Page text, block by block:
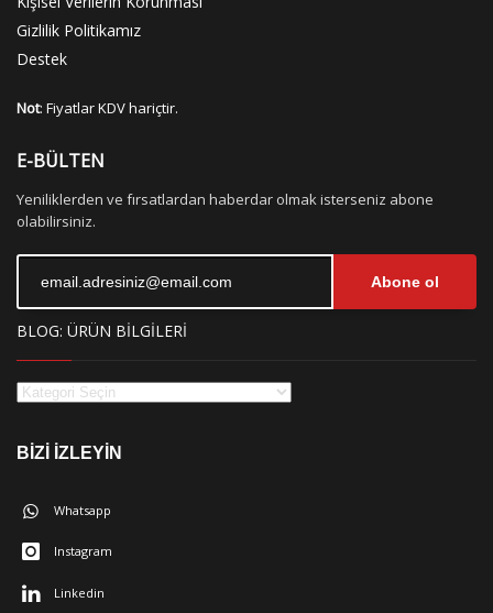
Gizlilik Politikamız
Destek
Not: Fiyatlar KDV hariçtir.
E-BÜLTEN
Yeniliklerden ve fırsatlardan haberdar olmak isterseniz abone
olabilirsiniz.
Abone ol
BLOG: ÜRÜN BİLGİLERİ
BİZİ İZLEYİN
Whatsapp
Instagram
Linkedin